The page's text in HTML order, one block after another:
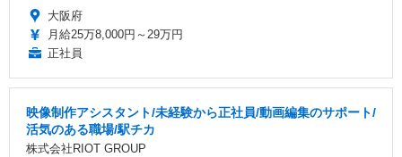
大阪府
月給25万8,000円～29万円
正社員
映像制作アシスタント/未経験から正社員/動画編集のサポート/
活気のある職場/駅チカ
株式会社RIOT GROUP